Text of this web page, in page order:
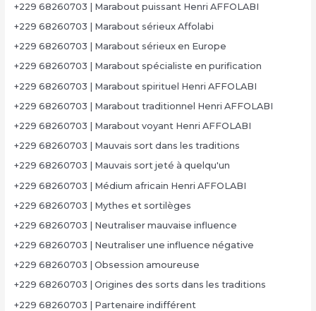
+229 68260703 | Marabout puissant Henri AFFOLABI
+229 68260703 | Marabout sérieux Affolabi
+229 68260703 | Marabout sérieux en Europe
+229 68260703 | Marabout spécialiste en purification
+229 68260703 | Marabout spirituel Henri AFFOLABI
+229 68260703 | Marabout traditionnel Henri AFFOLABI
+229 68260703 | Marabout voyant Henri AFFOLABI
+229 68260703 | Mauvais sort dans les traditions
+229 68260703 | Mauvais sort jeté à quelqu'un
+229 68260703 | Médium africain Henri AFFOLABI
+229 68260703 | Mythes et sortilèges
+229 68260703 | Neutraliser mauvaise influence
+229 68260703 | Neutraliser une influence négative
+229 68260703 | Obsession amoureuse
+229 68260703 | Origines des sorts dans les traditions
+229 68260703 | Partenaire indifférent